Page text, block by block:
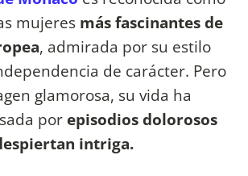
mujeres más fascinantes de
, admirada por su estilo
de carácter. Pero
glamorosa, su vida ha
por episodios dolorosos
intriga.